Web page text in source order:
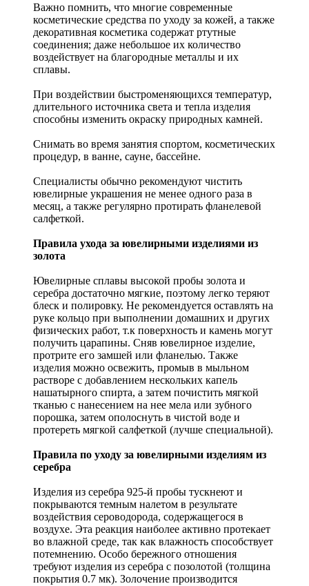
Важно помнить, что многие современные
косметические средства по уходу за кожей, а также
декоративная косметика содержат ртутные
соединения; даже небольшое их количество
воздействует на благородные металлы и их
сплавы.
При воздействии быстроменяющихся температур,
длительного источника света и тепла изделия
способны изменить окраску природных камней.
Снимать во время занятия спортом, косметических
процедур, в ванне, сауне, бассейне.
Специалисты обычно рекомендуют чистить
ювелирные украшения не менее одного раза в
месяц, а также регулярно протирать фланелевой
салфеткой.
Правила ухода за ювелирными изделиями из
золота
Ювелирные сплавы высокой пробы золота и
серебра достаточно мягкие, поэтому легко теряют
блеск и полировку. Не рекомендуется оставлять на
руке кольцо при выполнении домашних и других
физических работ, т.к поверхность и камень могут
получить царапины. Сняв ювелирное изделие,
протрите его замшей или фланелью. Также
изделия можно освежить, промыв в мыльном
растворе с добавлением нескольких капель
нашатырного спирта, а затем почистить мягкой
тканью с нанесением на нее мела или зубного
порошка, затем ополоснуть в чистой воде и
протереть мягкой салфеткой (лучше специальной).
Правила по уходу за ювелирными изделиям из
серебра
Изделия из серебра 925-й пробы тускнеют и
покрываются темным налетом в результате
воздействия сероводорода, содержащегося в
воздухе. Эта реакция наиболее активно протекает
во влажной среде, так как влажность способствует
потемнению. Особо бережного отношения
требуют изделия из серебра с позолотой (толщина
покрытия 0.7 мк). Золочение производится